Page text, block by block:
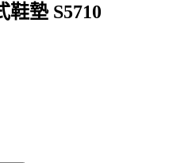
鞋墊 S5710